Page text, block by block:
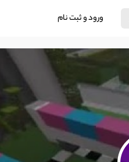
ورود و ثبت نام